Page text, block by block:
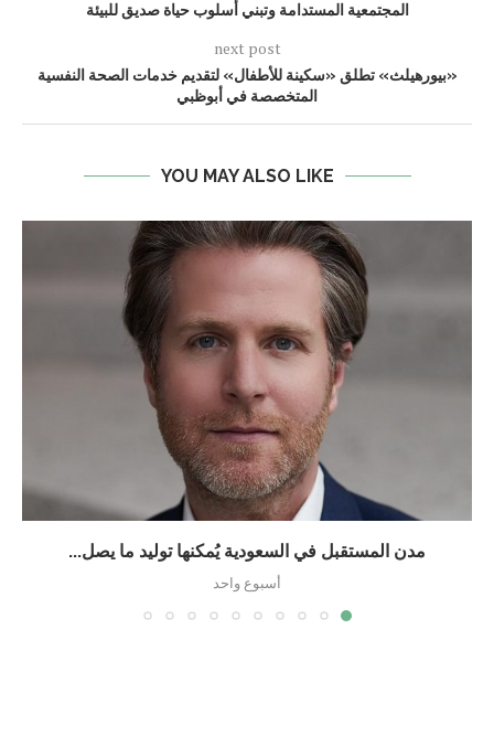
المجتمعية المستدامة وتبني أسلوب حياة صديق للبيئة
next post
«بيورهيلث» تطلق «سكينة للأطفال» لتقديم خدمات الصحة النفسية
المتخصصة في أبوظبي
YOU MAY ALSO LIKE
مدن المستقبل في السعودية يُمكنها توليد ما يصل...
أسبوع واحد